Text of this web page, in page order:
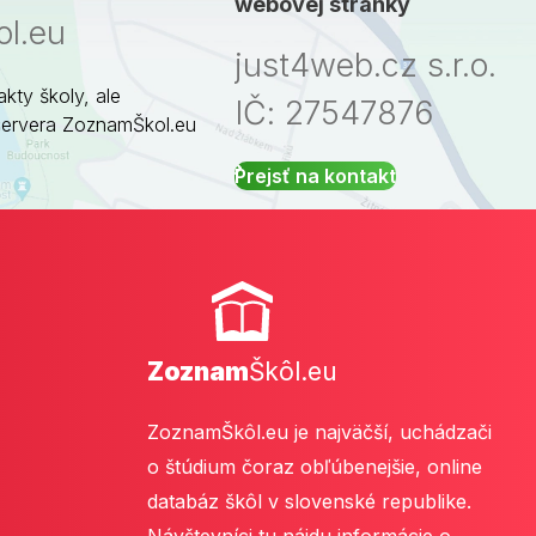
školy, ale
ZoznamŠkol.eu
just4web.cz s.r.o.
IČ: 27547876
Prejsť na kontakt
ZoznamŠkôl.eu
ZoznamŠkôl.eu je najväčší, uchádzači
o štúdium čoraz obľúbenejšie, online
databáz škôl v slovenské republike.